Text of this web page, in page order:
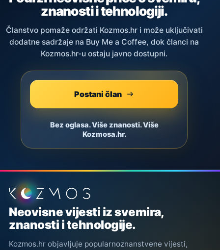
znanosti i tehnologiji.
Članstvo pomaže održati Kozmos.hr i može uključivati
dodatne sadržaje na Buy Me a Coffee, dok članci na
Kozmos.hr-u ostaju javno dostupni.
Postani član
Bez oglasa. Više znanosti. Više
Kozmosa.hr.
Podnožje stranice
Neovisne vijesti iz svemira,
znanosti i tehnologije.
Kozmos.hr objavljuje popularnoznanstvene vijesti,